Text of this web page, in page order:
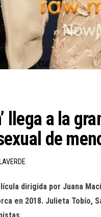
llega a la
de
dirigida por Juana
en 2018. Julieta Tobío,